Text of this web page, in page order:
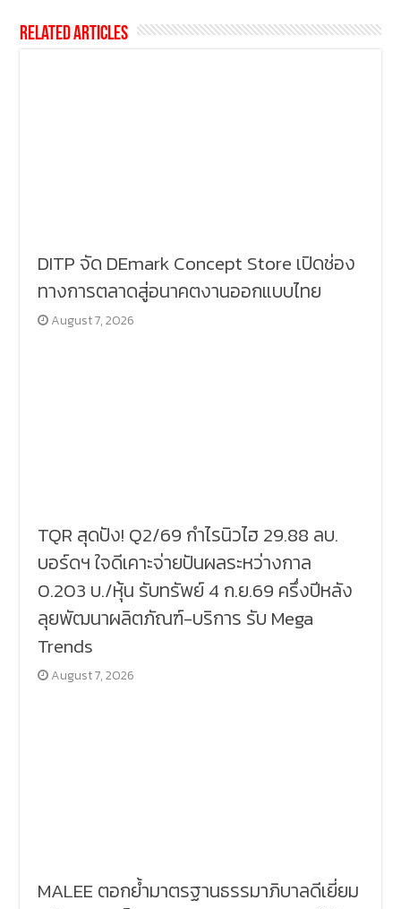
Related Articles
DITP จัด DEmark Concept Store เปิดช่อง
ทางการตลาดสู่อนาคตงานออกแบบไทย
August 7, 2026
TQR สุดปัง! Q2/69 กำไรนิวไฮ 29.88 ลบ.
บอร์ดฯ ใจดีเคาะจ่ายปันผลระหว่างกาล
0.203 บ./หุ้น รับทรัพย์ 4 ก.ย.69 ครึ่งปีหลัง
ลุยพัฒนาผลิตภัณฑ์-บริการ รับ Mega
Trends
August 7, 2026
MALEE ตอกย้ำมาตรฐานธรรมาภิบาลดีเยี่ยม